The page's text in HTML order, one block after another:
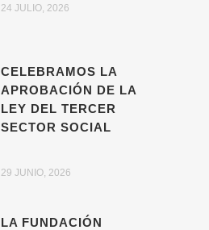
24 JULIO, 2026
CELEBRAMOS LA
APROBACIÓN DE LA
LEY DEL TERCER
SECTOR SOCIAL
29 JUNIO, 2026
LA FUNDACIÓN